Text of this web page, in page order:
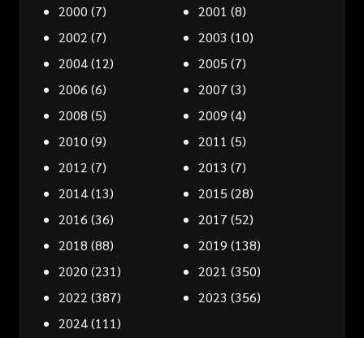
2000 (7) 2001 (8)
2002 (7) 2003 (10)
2004(12) 2005 (7)
2006 (6) 2007 (3)
2008 (5) 2009 (4)
2010 (9) 2011 (5)
2012 (7) 2013 (7)
2014(13) 2015 (28)
2016 (36) 2017 (52)
2018 (88) 2019 (138)
2020 (231) 2021 (350)
2022 (387) 2023 (356)
2024(111)